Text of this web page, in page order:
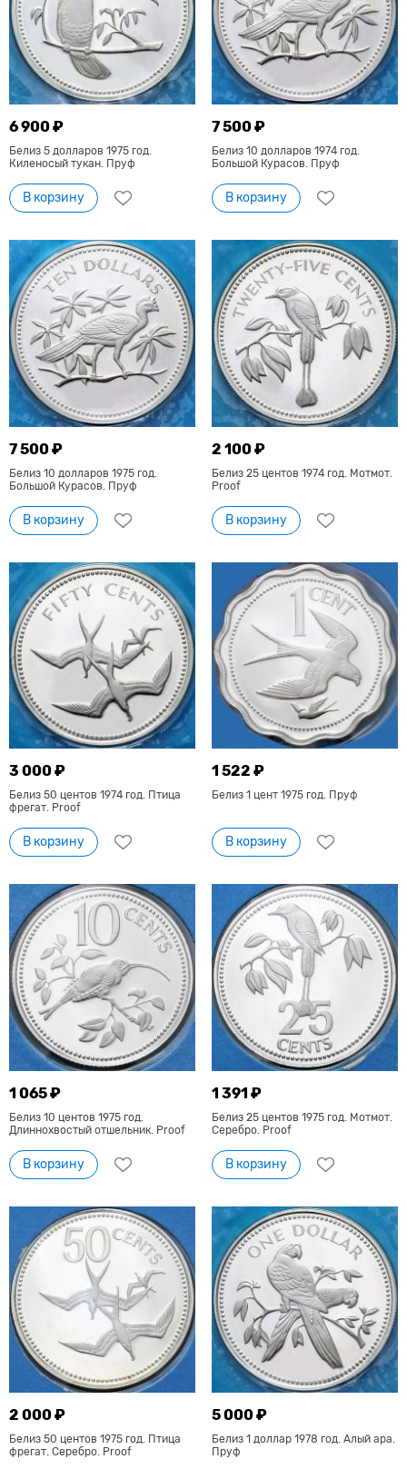
6 900 ₽
Белиз 5 долларов 1975 год.
Киленосый тукан. Пруф
В корзину
7 500 ₽
Белиз 10 долларов 1974 год.
Большой Курасов. Пруф
В корзину
7 500 ₽
Белиз 10 долларов 1975 год.
Большой Курасов. Пруф
В корзину
2 100 ₽
Белиз 25 центов 1974 год. Мотмот.
Proof
В корзину
3 000 ₽
Белиз 50 центов 1974 год. Птица
фрегат. Proof
В корзину
1 522 ₽
Белиз 1 цент 1975 год. Пруф
В корзину
1 065 ₽
Белиз 10 центов 1975 год.
Длиннохвостый отшельник. Proof
В корзину
1 391 ₽
Белиз 25 центов 1975 год. Мотмот.
Серебро. Proof
В корзину
2 000 ₽
Белиз 50 центов 1975 год. Птица
фрегат. Серебро. Proof
5 000 ₽
Белиз 1 доллар 1978 год. Алый ара.
Пруф